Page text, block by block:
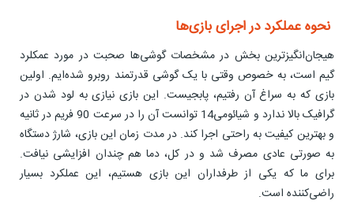
نحوه عملکرد در اجرای بازی‌ها
هیجان‌انگیزترین بخش در مشخصات گوشی‌ها صحبت در مورد عمکلرد
گیم است، به خصوص وقتی با یک گوشی قدرتمند روبرو شده‌ایم. اولین
بازی که به سراغ آن رفتیم، پابجیست. این بازی نیازی به لود شدن در
گرافیک بالا ندارد و شیائومی14 توانست آن را در سرعت 90 فریم در ثانیه
و بهترین کیفیت به راحتی اجرا کند. در مدت زمان این بازی، شارژ دستگاه
به صورتی عادی مصرف شد و در کل، دما هم چندان افزایشی نیافت.
برای ما که یکی از طرفداران این بازی هستیم، این عملکرد بسیار
راضی‌کننده است.